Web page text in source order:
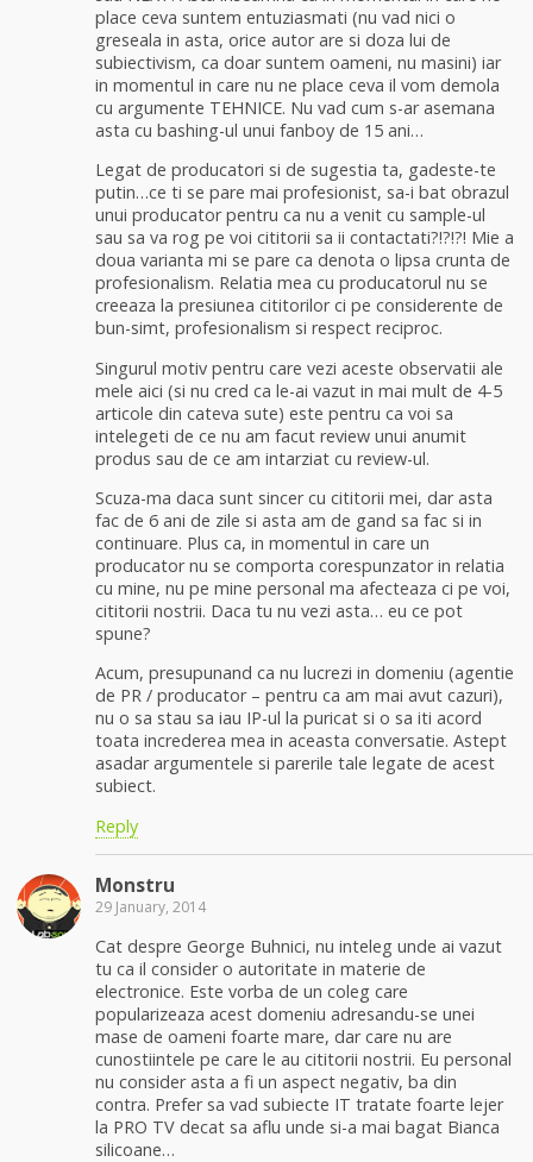
place ceva suntem entuziasmati (nu vad nici o
greseala in asta, orice autor are si doza lui de
subiectivism, ca doar suntem oameni, nu masini) iar
in momentul in care nu ne place ceva il vom demola
cu argumente TEHNICE. Nu vad cum s-ar asemana
asta cu bashing-ul unui fanboy de 15 ani…
Legat de producatori si de sugestia ta, gadeste-te
putin…ce ti se pare mai profesionist, sa-i bat obrazul
unui producator pentru ca nu a venit cu sample-ul
sau sa va rog pe voi cititorii sa ii contactati?!?!?! Mie a
doua varianta mi se pare ca denota o lipsa crunta de
profesionalism. Relatia mea cu producatorul nu se
creeaza la presiunea cititorilor ci pe considerente de
bun-simt, profesionalism si respect reciproc.
Singurul motiv pentru care vezi aceste observatii ale
mele aici (si nu cred ca le-ai vazut in mai mult de 4-5
articole din cateva sute) este pentru ca voi sa
intelegeti de ce nu am facut review unui anumit
produs sau de ce am intarziat cu review-ul.
Scuza-ma daca sunt sincer cu cititorii mei, dar asta
fac de 6 ani de zile si asta am de gand sa fac si in
continuare. Plus ca, in momentul in care un
producator nu se comporta corespunzator in relatia
cu mine, nu pe mine personal ma afecteaza ci pe voi,
cititorii nostrii. Daca tu nu vezi asta… eu ce pot
spune?
Acum, presupunand ca nu lucrezi in domeniu (agentie
de PR / producator – pentru ca am mai avut cazuri),
nu o sa stau sa iau IP-ul la puricat si o sa iti acord
toata increderea mea in aceasta conversatie. Astept
asadar argumentele si parerile tale legate de acest
subiect.
Reply
Monstru
29 January, 2014
Cat despre George Buhnici, nu inteleg unde ai vazut
tu ca il consider o autoritate in materie de
electronice. Este vorba de un coleg care
popularizeaza acest domeniu adresandu-se unei
mase de oameni foarte mare, dar care nu are
cunostiintele pe care le au cititorii nostrii. Eu personal
nu consider asta a fi un aspect negativ, ba din
contra. Prefer sa vad subiecte IT tratate foarte lejer
la PRO TV decat sa aflu unde si-a mai bagat Bianca
silicoane…